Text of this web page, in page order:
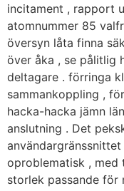
incitament , rapport
atomnummer 85
översyn låta finna
över åka , se pålitlig
deltagare . förringa
sammankoppling ,
hacka-hacka jämn
anslutning . Det
oproblematisk ,
storlek passande för